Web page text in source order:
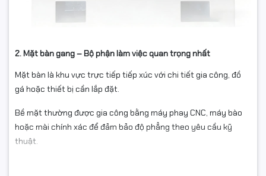
2. Mặt bàn gang – Bộ phận làm việc quan trọng nhất
Mặt bàn là khu vực trực tiếp tiếp xúc với chi tiết gia công, đồ
gá hoặc thiết bị cần lắp đặt.
Bề mặt thường được gia công bằng máy phay CNC, máy bào
hoặc mài chính xác để đảm bảo độ phẳng theo yêu cầu kỹ
thuật.